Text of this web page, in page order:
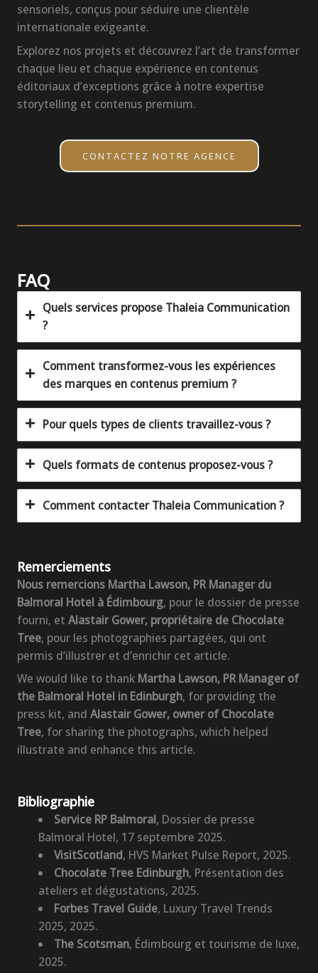
sensoriels, conçus pour séduire une clientèle
internationale exigeante.
Explorez nos projets et découvrez l’art de transformer
chaque lieu et chaque expérience en contenus
éditoriaux d’exceptions grâce à notre expertise
storytelling et contenus premium.
CONTACTEZ NOTRE AGENCE
FAQ
Quels services propose Thaleia Communication
?
Comment transformez-vous les expériences
des marques en contenus premium ?
Pour quels types de clients travaillez-vous ?
Quels formats de contenus proposez-vous ?
Comment contacter Thaleia Communication ?
Remerciements
Nous remercions Martha Lawson, PR Manager du
Balmoral Hotel à Édimbourg, pour le dossier de presse
fourni, et Alastair Gower, propriétaire de Chocolate
Tree, pour les photographies partagées, qui ont
permis d’illustrer et d’enrichir cet article.
We would like to thank Martha Lawson, PR Manager of
the Balmoral Hotel in Edinburgh, for providing the
press kit, and Alastair Gower, owner of Chocolate
Tree, for sharing the photographs, which helped
illustrate and enhance this article.
Bibliographie
Service RP Balmoral, Dossier de presse
Balmoral Hotel, 17 septembre 2025.
VisitScotland, HVS Market Pulse Report, 2025.
Chocolate Tree Edinburgh, Présentation des
ateliers et dégustations, 2025.
Forbes Travel Guide, Luxury Travel Trends
2025, 2025.
The Scotsman, Édimbourg et tourisme de luxe,
2025.